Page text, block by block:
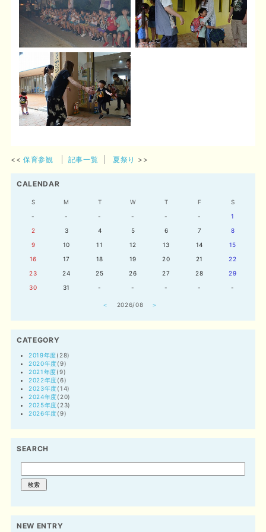
保育参観 記事一覧 夏祭り
CALENDAR
S M T W T F
S
-
- - - - -
1
2
3 4 5 6 7
8
9
10 11 12 13 14
15
16
17 18 19 20 21
22
23
24 25 26 27 28
29
30
31 - - - - -
＜ 2026/08 ＞
CATEGORY
2019年度(28)
2020年度(9)
2021年度(9)
2022年度(6)
2023年度(14)
2024年度(20)
2025年度(23)
2026年度(9)
SEARCH
NEW ENTRY